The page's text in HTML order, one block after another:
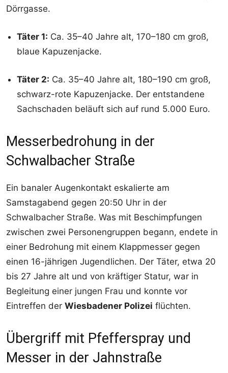
Dörrgasse.
Täter 1: Ca. 35–40 Jahre alt, 170–180 cm groß,
blaue Kapuzenjacke.
Täter 2: Ca. 35–40 Jahre alt, 180–190 cm groß,
schwarz-rote Kapuzenjacke. Der entstandene
Sachschaden beläuft sich auf rund 5.000 Euro.
Messerbedrohung in der
Schwalbacher Straße
Ein banaler Augenkontakt eskalierte am
Samstagabend gegen 20:50 Uhr in der
Schwalbacher Straße. Was mit Beschimpfungen
zwischen zwei Personengruppen begann, endete in
einer Bedrohung mit einem Klappmesser gegen
einen 16-jährigen Jugendlichen. Der Täter, etwa 20
bis 27 Jahre alt und von kräftiger Statur, war in
Begleitung einer jungen Frau und konnte vor
Eintreffen der Wiesbadener Polizei flüchten.
Übergriff mit Pfefferspray und
Messer in der Jahnstraße